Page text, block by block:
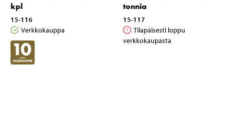
kpl
15-116
Verkkokauppa
tonnia
15-117
Tilapäisesti loppu
verkkokaupasta